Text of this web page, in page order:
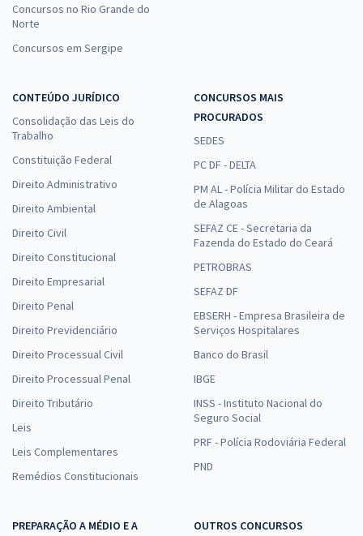
Concursos no Rio Grande do
Norte
Concursos em Sergipe
CONTEÚDO JURÍDICO
Consolidação das Leis do
Trabalho
Constituição Federal
Direito Administrativo
Direito Ambiental
Direito Civil
Direito Constitucional
Direito Empresarial
Direito Penal
Direito Previdenciário
Direito Processual Civil
Direito Processual Penal
Direito Tributário
Leis
Leis Complementares
Remédios Constitucionais
CONCURSOS MAIS
PROCURADOS
SEDES
PC DF - DELTA
PM AL - Polícia Militar do Estado
de Alagoas
SEFAZ CE - Secretaria da
Fazenda do Estado do Ceará
PETROBRAS
SEFAZ DF
EBSERH - Empresa Brasileira de
Serviços Hospitalares
Banco do Brasil
IBGE
INSS - Instituto Nacional do
Seguro Social
PRF - Polícia Rodoviária Federal
PND
PREPARAÇÃO A MÉDIO E A
OUTROS CONCURSOS